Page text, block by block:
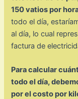
150 vatios por
todo el día,
al día, lo cual
factura de
Para calcular
todo el día,
por el costo por